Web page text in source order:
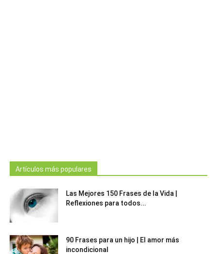
Artículos más populares
Las Mejores 150 Frases de la Vida |
Reflexiones para todos...
90 Frases para un hijo | El amor más
incondicional